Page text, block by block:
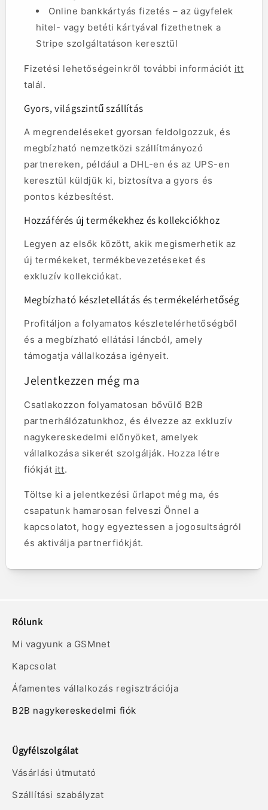
Online bankkártyás fizetés – az ügyfelek
hitel- vagy betéti kártyával fizethetnek a
Stripe szolgáltatáson keresztül
Fizetési lehetőségeinkről további információt itt
talál.
Gyors, világszintű szállítás
A megrendeléseket gyorsan feldolgozzuk, és
megbízható nemzetközi szállítmányozó
partnereken, például a DHL-en és az UPS-en
keresztül küldjük ki, biztosítva a gyors és
pontos kézbesítést.
Hozzáférés új termékekhez és kollekciókhoz
Legyen az elsők között, akik megismerhetik az
új termékeket, termékbevezetéseket és
exkluzív kollekciókat.
Megbízható készletellátás és termékelérhetőség
Profitáljon a folyamatos készletelérhetőségből
és a megbízható ellátási láncból, amely
támogatja vállalkozása igényeit.
Jelentkezzen még ma
Csatlakozzon folyamatosan bővülő B2B
partnerhálózatunkhoz, és élvezze az exkluzív
nagykereskedelmi előnyöket, amelyek
vállalkozása sikerét szolgálják. Hozza létre
fiókját itt.
Töltse ki a jelentkezési űrlapot még ma, és
csapatunk hamarosan felveszi Önnel a
kapcsolatot, hogy egyeztessen a jogosultságról
és aktiválja partnerfiókját.
Rólunk
Mi vagyunk a GSMnet
Kapcsolat
Áfamentes vállalkozás regisztrációja
B2B nagykereskedelmi fiók
Ügyfélszolgálat
Vásárlási útmutató
Szállítási szabályzat